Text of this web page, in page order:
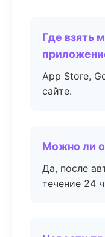
Где взять
App Store,
сайте.
Можно ли
Да, после
течение 24